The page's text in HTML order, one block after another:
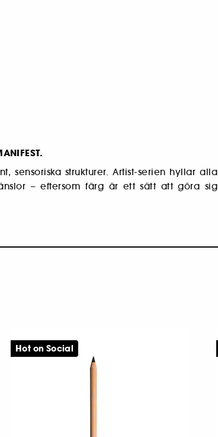
sensoriska strukturer. Artist-serien hyllar alla
– eftersom färg är ett sätt att göra sig
Hot on Social